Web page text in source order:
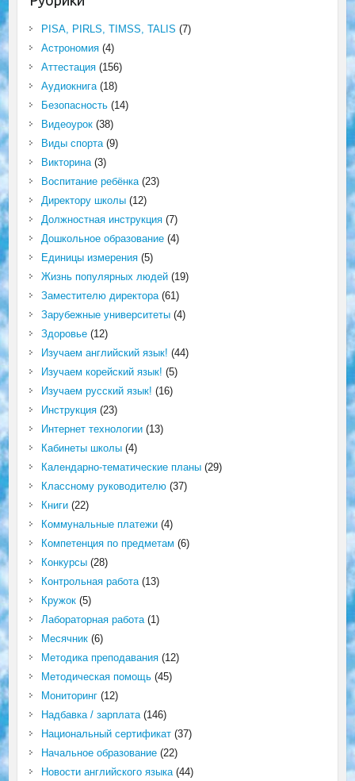
PISA, PIRLS, TIMSS, TALIS (7)
Астрономия(4)
Аттестация(156)
Аудиокнига(18)
Безопасность(14)
Видеоурок(38)
Виды спорта(9)
Викторина(3)
Воспитание ребёнка(23)
Директору школы(12)
Должностная инструкция(7)
Дошкольное образование(4)
Единицы измерения(5)
Жизнь популярных людей(19)
Заместителю директора(61)
Зарубежные университеты(4)
Здоровье(12)
Изучаем английский язык! (44)
Изучаем корейский язык! (5)
Изучаем русский язык! (16)
Инструкция(23)
Интернет технологии(13)
Кабинеты школы(4)
Календарно-тематические планы(29)
Классному руководителю(37)
Книги(22)
Коммунальные платежи(4)
Компетенция по предметам (6)
Конкурсы(28)
Контрольная работа(13)
Кружок(5)
Лабораторная работа(1)
Месячник(6)
Методика преподавания(12)
Методическая помощь(45)
Мониторинг(12)
Надбавка / зарплата(146)
Национальный сертификат(37)
Начальное образование(22)
Новости английского языка(44)